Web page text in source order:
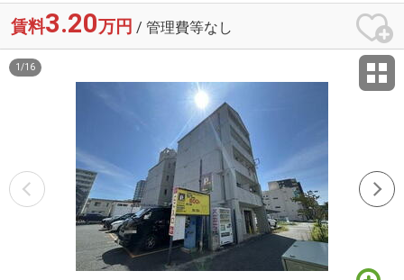
賃料3.20万円 / 管理費等なし
1 /16